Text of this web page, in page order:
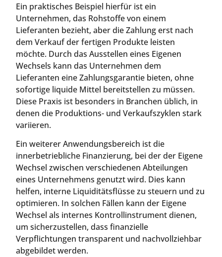
Ein praktisches Beispiel hierfür ist ein
Unternehmen, das Rohstoffe von einem
Lieferanten bezieht, aber die Zahlung erst nach
dem Verkauf der fertigen Produkte leisten
möchte. Durch das Ausstellen eines Eigenen
Wechsels kann das Unternehmen dem
Lieferanten eine Zahlungsgarantie bieten, ohne
sofortige liquide Mittel bereitstellen zu müssen.
Diese Praxis ist besonders in Branchen üblich, in
denen die Produktions- und Verkaufszyklen stark
variieren.
Ein weiterer Anwendungsbereich ist die
innerbetriebliche Finanzierung, bei der der Eigene
Wechsel zwischen verschiedenen Abteilungen
eines Unternehmens genutzt wird. Dies kann
helfen, interne Liquiditätsflüsse zu steuern und zu
optimieren. In solchen Fällen kann der Eigene
Wechsel als internes Kontrollinstrument dienen,
um sicherzustellen, dass finanzielle
Verpflichtungen transparent und nachvollziehbar
abgebildet werden.